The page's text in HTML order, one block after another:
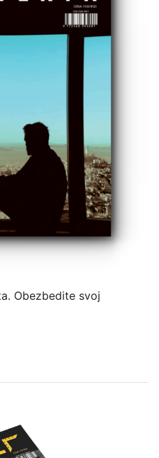
Obezbedite svoj